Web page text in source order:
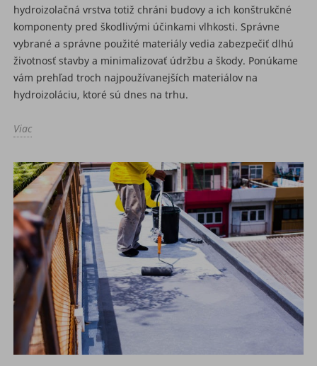
hydroizolačná vrstva totiž chráni budovy a ich konštrukčné
komponenty pred škodlivými účinkami vlhkosti. Správne
vybrané a správne použité materiály vedia zabezpečiť dlhú
životnosť stavby a minimalizovať údržbu a škody. Ponúkame
vám prehľad troch najpoužívanejších materiálov na
hydroizoláciu, ktoré sú dnes na trhu.
Viac